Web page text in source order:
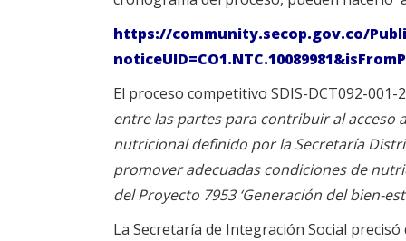
https://community.secop.gov.co/
El proceso competitivo SDIS-DCT092-
entre las partes para contribuir al acceso
nutricional definido por la Secretaría
promover adecuadas condiciones de
del Proyecto 7953 ‘Generación del bien-
La Secretaría de Integración Social